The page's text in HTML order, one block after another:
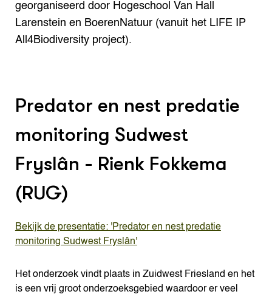
georganiseerd door Hogeschool Van Hall
Larenstein en BoerenNatuur (vanuit het LIFE IP
All4Biodiversity project).
Predator en nest predatie
monitoring Sudwest
Fryslân - Rienk Fokkema
(RUG)
Bekijk de presentatie: 'Predator en nest predatie
monitoring Sudwest Fryslân'
Het onderzoek vindt plaats in Zuidwest Friesland en het
is een vrij groot onderzoeksgebied waardoor er veel